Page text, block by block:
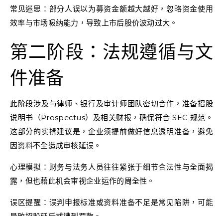
常见迷思：部分人误以为募资金额越大越好，忽略资金使用
效率与市场吸纳能力，导致上市后股价波动过大。
第二阶段：法规遵循与文
件准备
此阶段涉及与律师、银行及审计师团队密切合作，准备招股
说明书（Prospectus）及相关财报，确保符合 SEC 规范。
这部分的实操建议是，企业须提前做好信息透明准备，避免
因资料不全造成审核延误。
心理模拟：财务与法务人员往往紧张于细节合法性与全面揭
露，但也藉此机会审视企业运作的周全性。
误区提醒：误判申报标准或资料准备不足是常见陷阱，可能